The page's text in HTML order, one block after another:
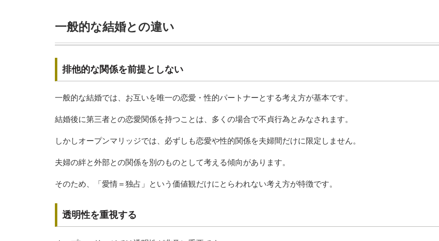
一般的な結婚との違い
排他的な関係を前提としない
一般的な結婚では、お互いを唯一の恋愛・性的パートナーとする考え方が基本です。
結婚後に第三者との恋愛関係を持つことは、多くの場合で不貞行為とみなされます。
しかしオープンマリッジでは、必ずしも恋愛や性的関係を夫婦間だけに限定しません。
夫婦の絆と外部との関係を別のものとして考える傾向があります。
そのため、「愛情＝独占」という価値観だけにとらわれない考え方が特徴です。
透明性を重視する